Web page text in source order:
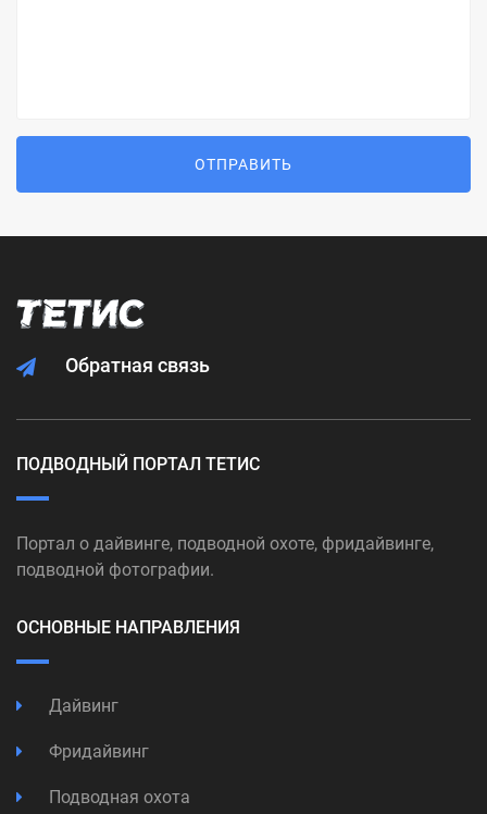
ОТПРАВИТЬ
Обратная связь
ПОДВОДНЫЙ ПОРТАЛ ТЕТИС
Портал о дайвинге, подводной охоте, фридайвинге,
подводной фотографии.
ОСНОВНЫЕ НАПРАВЛЕНИЯ
Дайвинг
Фридайвинг
Подводная охота